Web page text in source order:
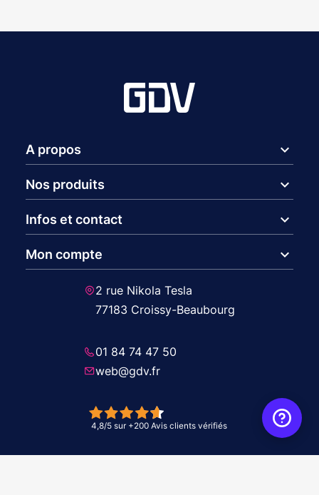
A propos expand_more
Nos produits expand_more
Infos et contact expand_more
Mon compte expand_more
2 rue Nikola Tesla
77183 Croissy-Beaubourg
01 84 74 47 50
web@gdv.fr